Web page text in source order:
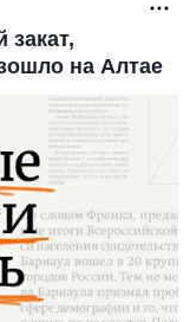
на Алтае